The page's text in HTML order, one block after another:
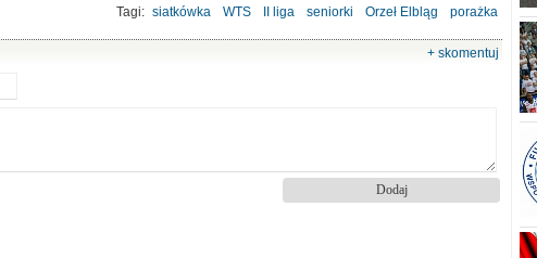
Tagi: siatkówka WTS II liga seniorki Orzeł Elbląg porażka
+ skomentuj